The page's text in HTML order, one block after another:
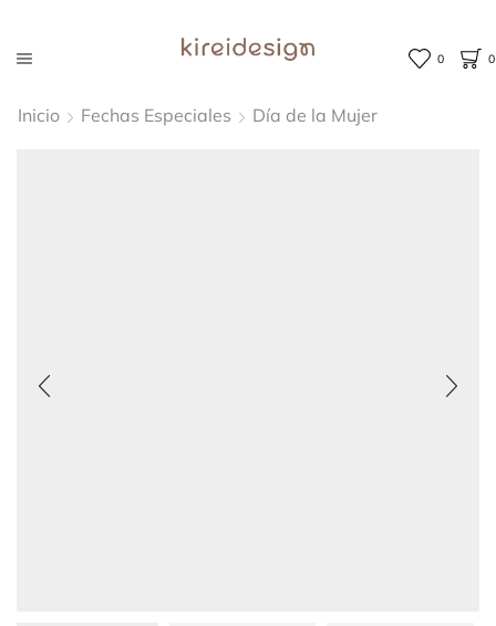
0 0
Inicio Fechas Especiales Día de la Mujer